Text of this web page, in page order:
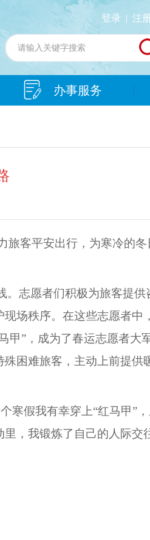
登录 | 注
办事服务
旅客平安出行，为寒冷的
志愿者们积极为旅客提
场秩序。在这些志愿者中
甲”，成为了春运志愿者大
困难旅客，主动上前提供
寒假我有幸穿上“红马甲”
，我锻炼了自己的人际交